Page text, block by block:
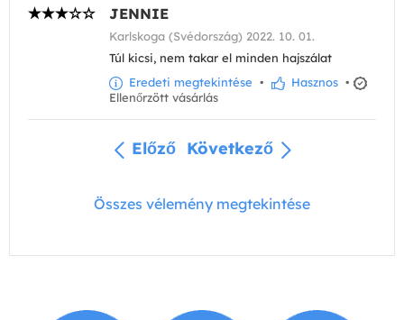
JENNIE
Karlskoga (Svédország) 2022. 10. 01.
Túl kicsi, nem takar el minden hajszálat
Eredeti megtekintése • Hasznos •
Ellenőrzött vásárlás
Előző Következő
Összes vélemény megtekintése